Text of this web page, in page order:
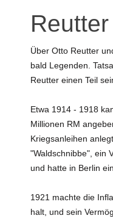
Über Otto Reutter
bald Legenden.
Reutter einen Teil
Etwa 1914 - 1918
Millionen RM
Kriegsanleihen
"Waldschnibbe", ein
und hatte in Berlin
1921 machte die
halt, und sein